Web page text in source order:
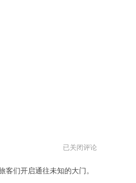
白
月
机
场
已关闭评论
们开启通往未知的大门。